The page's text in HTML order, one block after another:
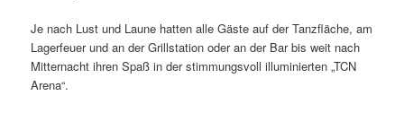
Je nach Lust und Laune hatten alle Gäste auf der Tanzfläche, am
Lagerfeuer und an der Grillstation oder an der Bar bis weit nach
Mitternacht ihren Spaß in der stimmungsvoll illuminierten „TCN
Arena“.